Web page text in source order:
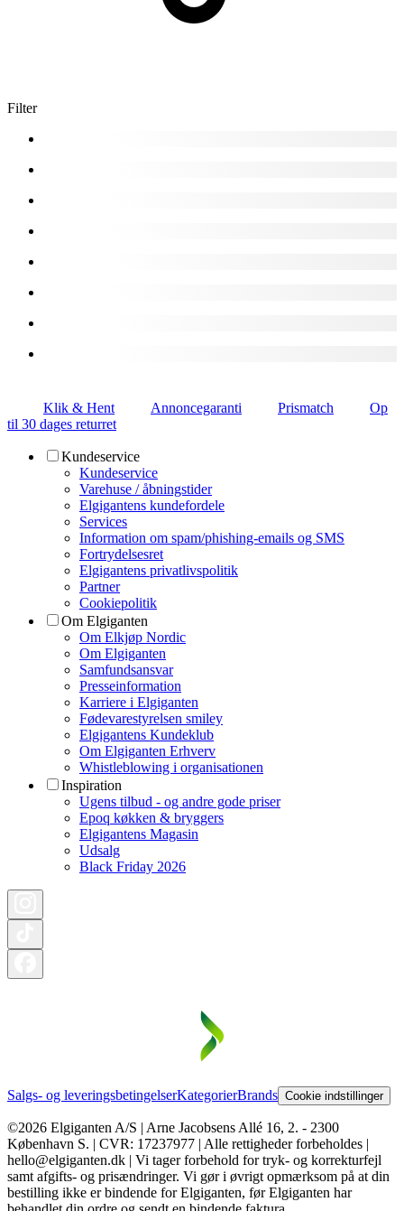
Filter
Klik & Hent Annoncegaranti Prismatch
Op
til 30 dages returret
Kundeservice
Kundeservice
Varehuse / åbningstider
Elgigantens kundefordele
Services
Information om spam/phishing-emails og SMS
Fortrydelsesret
Elgigantens privatlivspolitik
Partner
Cookiepolitik
Om Elgiganten
Om Elkjøp Nordic
Om Elgiganten
Samfundsansvar
Presseinformation
Karriere i Elgiganten
Fødevarestyrelsen smiley
Elgigantens Kundeklub
Om Elgiganten Erhverv
Whistleblowing i organisationen
Inspiration
Ugens tilbud - og andre gode priser
Epoq køkken & bryggers
Elgigantens Magasin
Udsalg
Black Friday 2026
Salgs- og leveringsbetingelserKategorierBrands Cookie indstillinger
©2026 Elgiganten A/S | Arne Jacobsens Allé 16, 2. - 2300
København S. | CVR: 17237977 | Alle rettigheder forbeholdes |
hello@elgiganten.dk | Vi tager forbehold for tryk- og korrekturfejl
samt afgifts- og prisændringer. Vi gør i øvrigt opmærksom på at din
bestilling ikke er bindende for Elgiganten, før Elgiganten har